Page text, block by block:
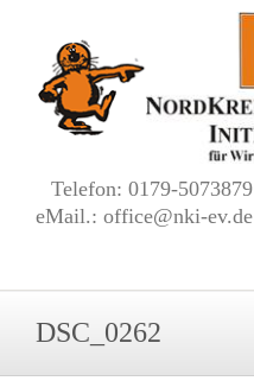
springen
Telefon: 0179-5073879
eMail.: office@nki-ev.de
DSC_0262